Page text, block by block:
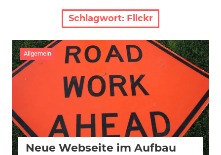
Schlagwort: Flickr
Allgemein
Neue Webseite im Aufbau